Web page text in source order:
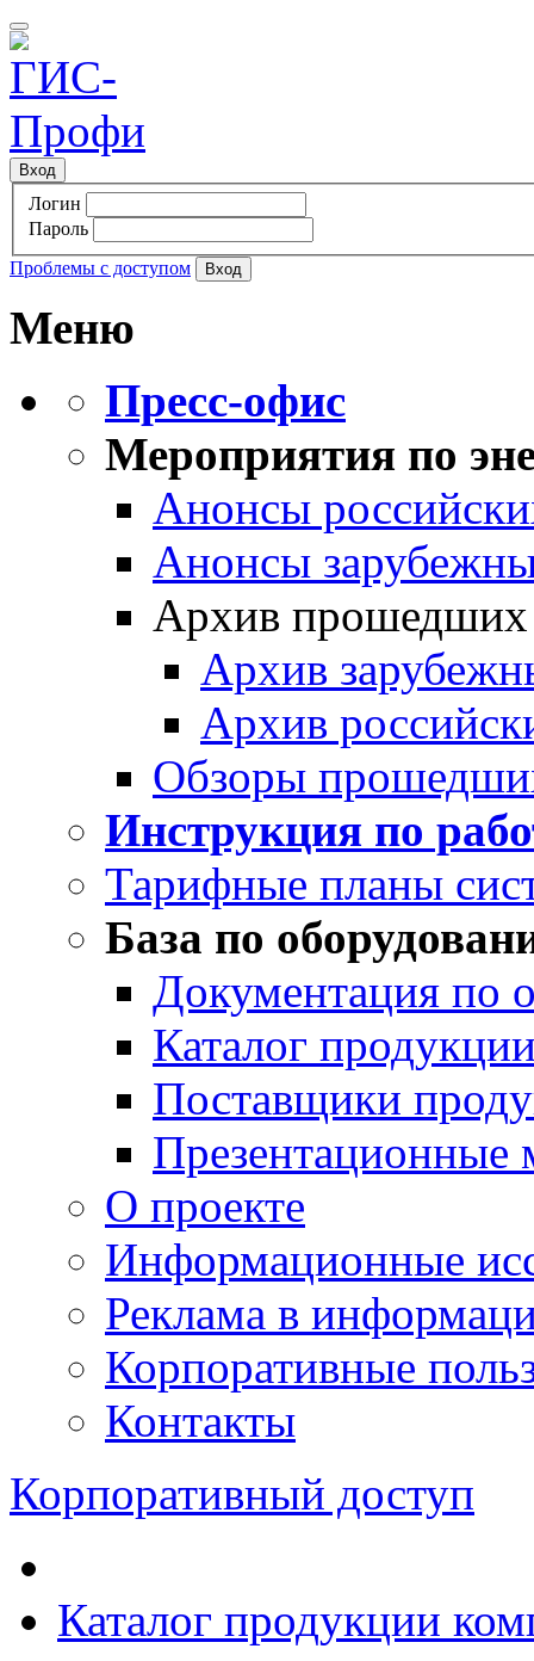
Вход
Логин
Пароль
Проблемы с доступом
Меню
Пресс-офис
Мероприятия по
Анонсы
Анонсы
Архив прошедших
Архив
Архив
Обзоры
Инструкция по
Тарифные планы
База по
Документация по
Каталог
Поставщики
Презентационные
О проекте
Информационные
Реклама в
Корпоративные
Контакты
Корпоративный доступ
Каталог продукции